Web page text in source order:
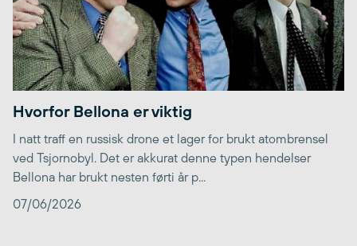
Hvorfor Bellona er viktig
I natt traff en russisk drone et lager for brukt atombrensel
ved Tsjornobyl. Det er akkurat denne typen hendelser
Bellona har brukt nesten førti år p...
07/06/2026